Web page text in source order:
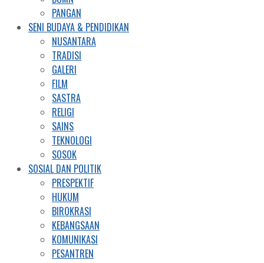
PANGAN
SENI BUDAYA & PENDIDIKAN
NUSANTARA
TRADISI
GALERI
FILM
SASTRA
RELIGI
SAINS
TEKNOLOGI
SOSOK
SOSIAL DAN POLITIK
PRESPEKTIF
HUKUM
BIROKRASI
KEBANGSAAN
KOMUNIKASI
PESANTREN